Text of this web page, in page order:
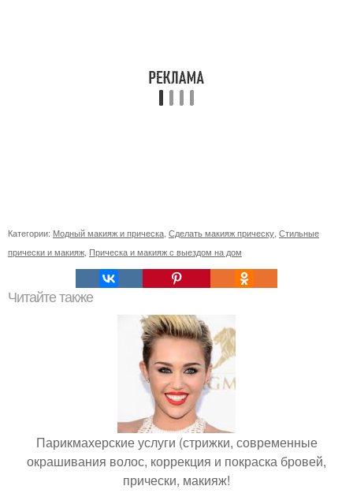
Категории: Модный макияж и прическа Сделать макияж прическу Стильные
прически и макияж Прическа и макияж с выездом на дом
Читайте также
Парикмахерские услуги (стрижки, современные
окрашивания волос, коррекция и покраска бровей,
прически, макияж!